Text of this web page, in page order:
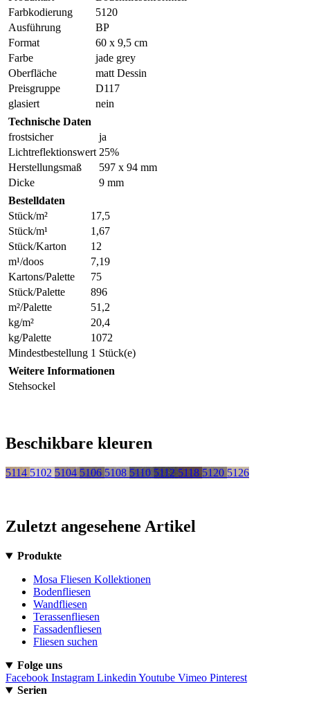
Farbkodierung
5120
Ausführung
BP
Format
60 x 9,5 cm
Farbe
jade grey
Oberfläche
matt Dessin
Preisgruppe
D117
glasiert
nein
Technische Daten
frostsicher
ja
Lichtreflektionswert 25%
Herstellungsmaß
597 x 94 mm
Dicke
9 mm
Bestelldaten
Stück/m²
17,5
Stück/m¹
1,67
Stück/Karton
12
m¹/doos
7,19
Kartons/Palette
75
Stück/Palette
896
m²/Palette
51,2
kg/m²
20,4
kg/Palette
1072
Mindestbestellung 1 Stück(e)
Weitere Informationen
Stehsockel
Beschikbare kleuren
5114 5102 5104 5106 5108 5110 5112 5118 5120 5126
Zuletzt angesehene Artikel
Produkte
Mosa Fliesen Kollektionen
Bodenfliesen
Wandfliesen
Terassenfliesen
Fassadenfliesen
Fliesen suchen
Folge uns
Facebook Instagram Linkedin Youtube Vimeo Pinterest
Serien